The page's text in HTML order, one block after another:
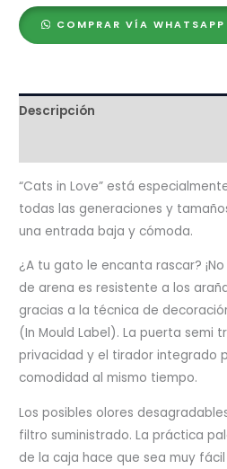
in
Love
cantidad
COMPRAR VÍA WHATSAPP
Descripción
“Cats in Love” está
todas las generaciones y
una entrada baja y cómoda.
¿A tu gato le encanta rascar?
de arena es resistente a los
gracias a la técnica de
(In Mould Label). La puerta semi
privacidad y el tirador integrado
comodidad al mismo tiempo.
Los posibles olores
filtro suministrado. La práctica
de la caja hace que sea muy